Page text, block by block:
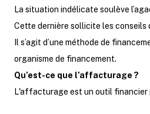
La situation indélicate soulève
Cette dernière sollicite les
Il s’agit d’une méthode de
organisme de financement.
Qu’est-ce que l’affacturage ?
L'affacturage est un outil financier